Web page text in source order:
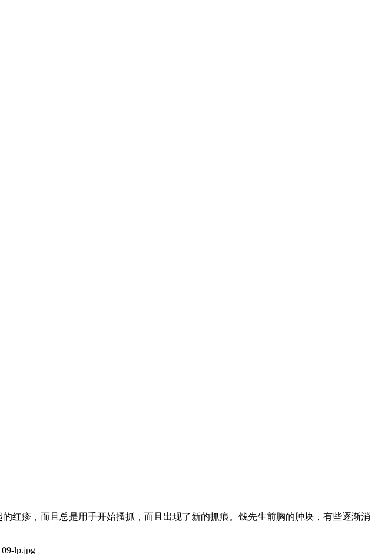
红疹，而且总是用手开始搔抓，而且出现了新的抓痕。钱先生前胸的肿块，有些逐渐消